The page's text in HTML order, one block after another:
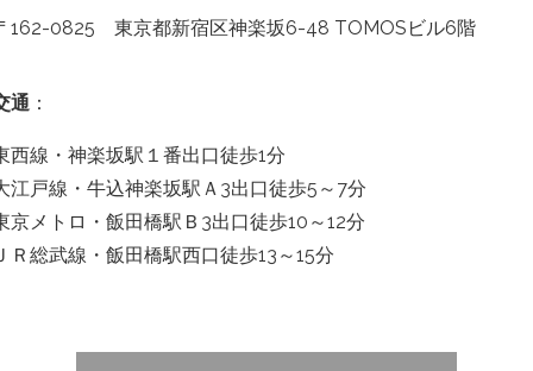
162-0825 東京都新宿区神楽坂6-48 TOMOSビル6階
通 ：
西線・神楽坂駅１番出口徒歩1分
江戸線・牛込神楽坂駅Ａ3出口徒歩5～7分
京メトロ・飯田橋駅Ｂ3出口徒歩10～12分
Ｒ総武線・飯田橋駅西口徒歩13～15分